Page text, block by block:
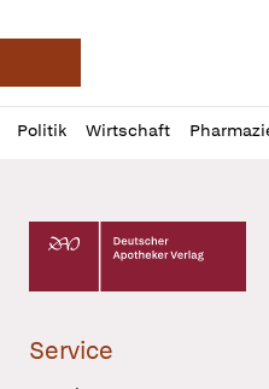
Deutsche
Politik Wirtschaft
Profil
öffnen
Daz
Pur
Deutscher Apotheker
Service